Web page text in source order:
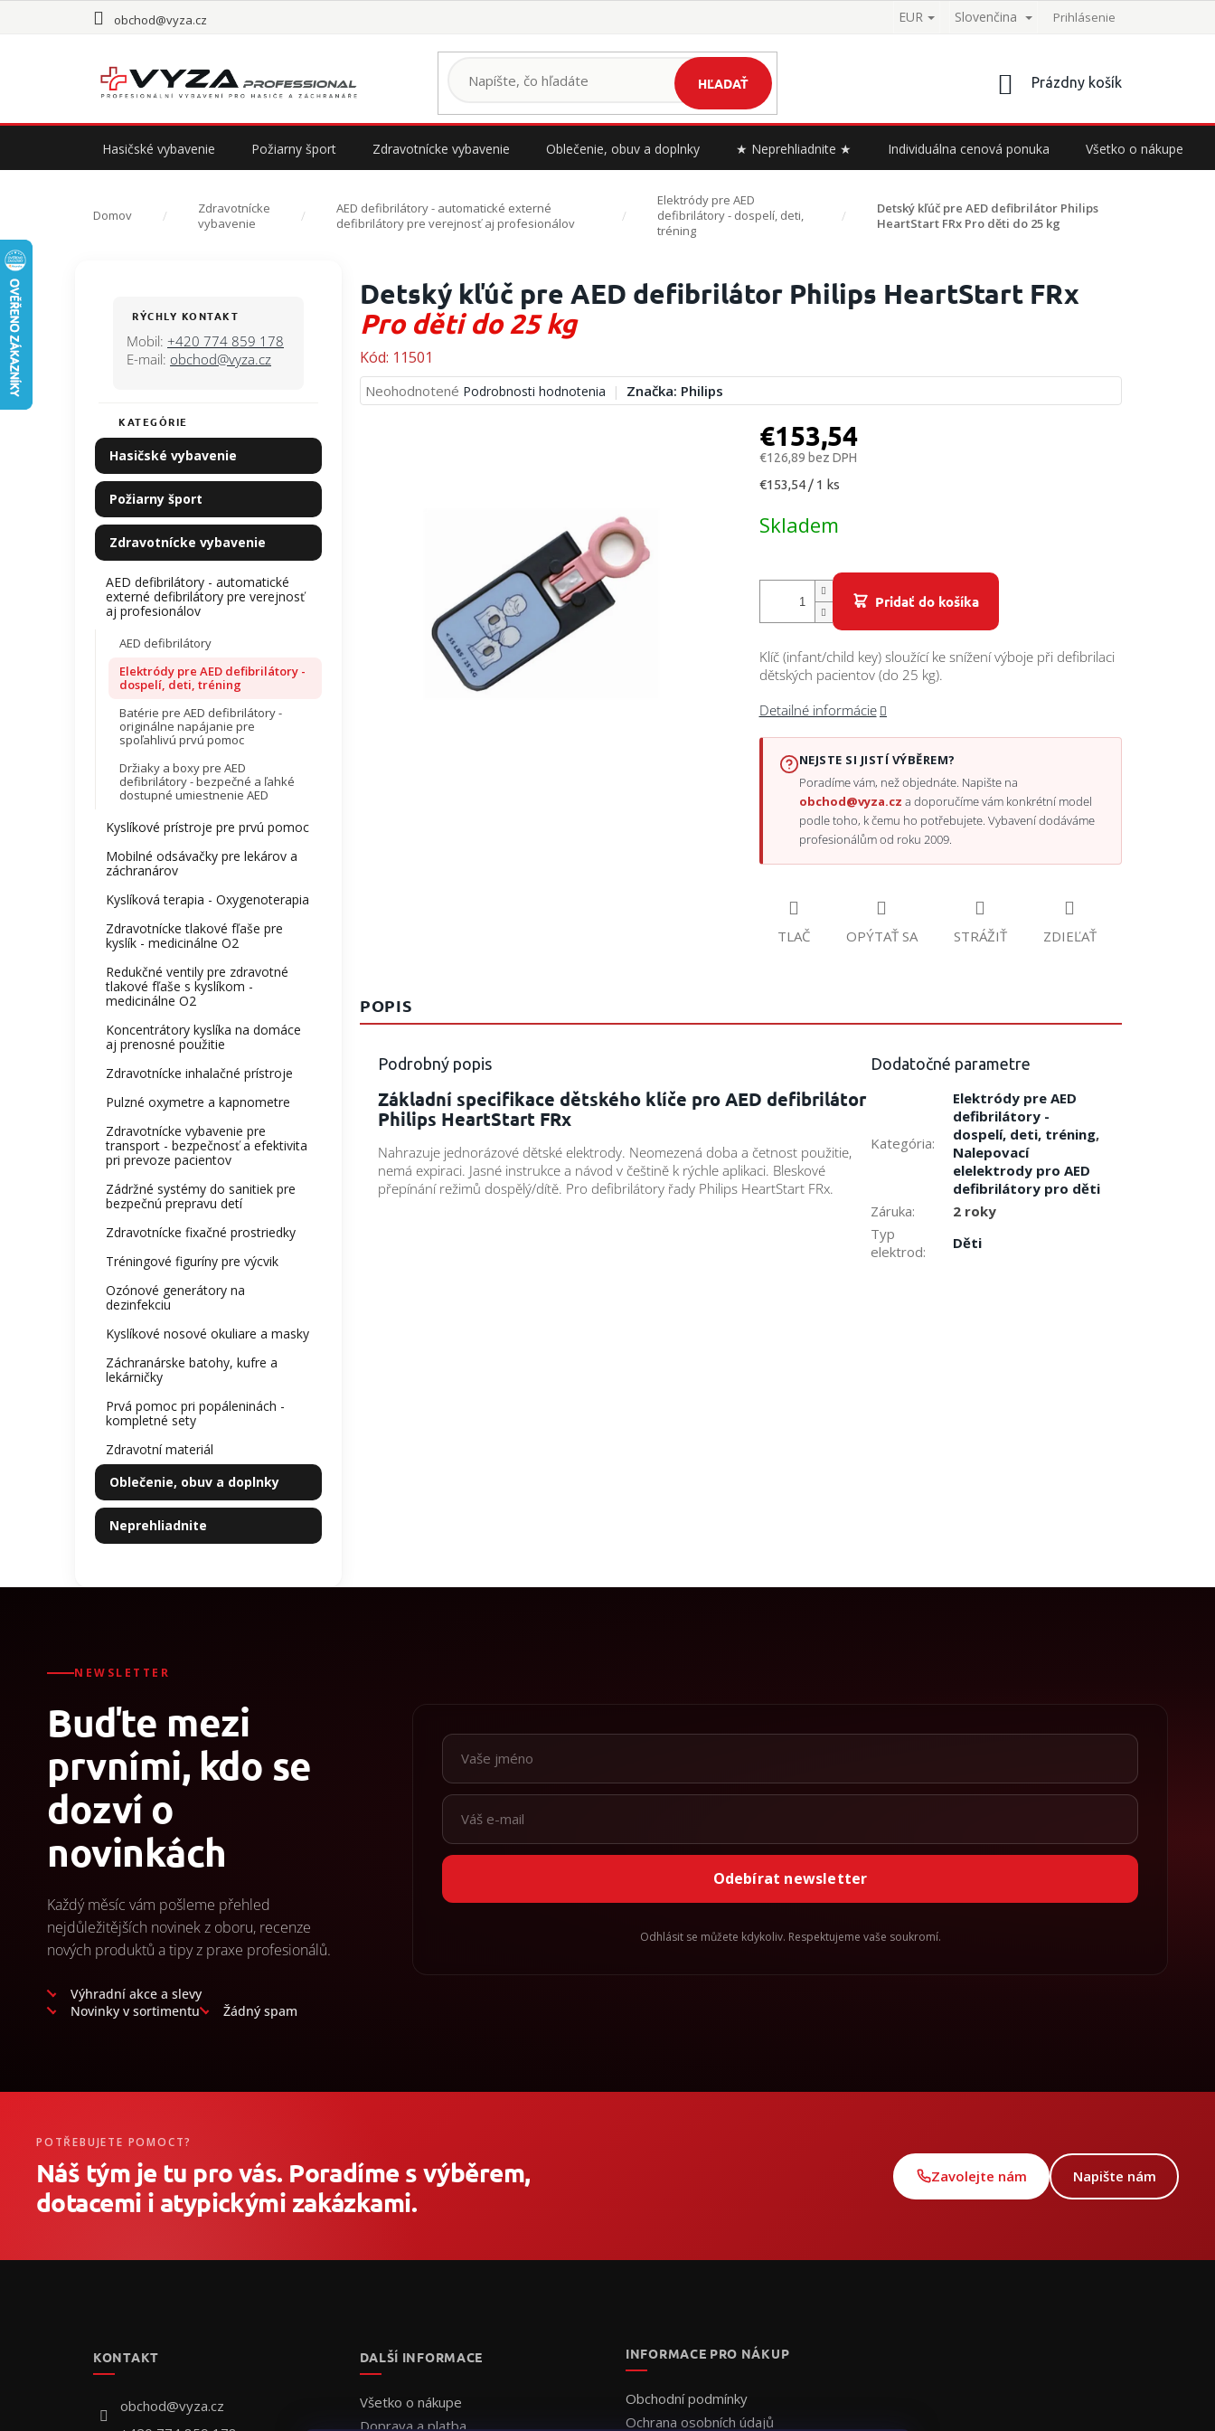
obchod@vyza.cz EUR Slovenčina Prihlásenie
HĽADAŤ
NÁKUPNÝ
Prázdny košík
Hasičské vybavenie Požiarny šport Zdravotnícke vybavenie Oblečenie, obuv a doplnky ★ Neprehliadnite ★ Individuálna cenová ponuka Všetko o nákupe
Domov
Zdravotnícke
vybavenie
AED defibrilátory - automatické externé
defibrilátory pre verejnosť aj profesionálov
Elektródy pre AED
defibrilátory - dospelí, deti,
tréning
Detský kľúč pre AED defibrilátor Philips
HeartStart FRx Pro děti do 25 kg
RÝCHLY KONTAKT
Mobil: +420 774 859 178
E-mail: obchod@vyza.cz
Preskočiť
kategórie
KATEGÓRIE
Hasičské vybavenie
Požiarny šport
Zdravotnícke vybavenie
AED defibrilátory - automatické
externé defibrilátory pre verejnosť
aj profesionálov
AED defibrilátory
Elektródy pre AED defibrilátory -
dospelí, deti, tréning
Batérie pre AED defibrilátory -
originálne napájanie pre
spoľahlivú prvú pomoc
Držiaky a boxy pre AED
defibrilátory - bezpečné a ľahké
dostupné umiestnenie AED
Kyslíkové prístroje pre prvú pomoc
Mobilné odsávačky pre lekárov a
záchranárov
Kyslíková terapia - Oxygenoterapia
Zdravotnícke tlakové fľaše pre
kyslík - medicinálne O2
Redukčné ventily pre zdravotné
tlakové fľaše s kyslíkom -
medicinálne O2
Koncentrátory kyslíka na domáce
aj prenosné použitie
Zdravotnícke inhalačné prístroje
Pulzné oxymetre a kapnometre
Zdravotnícke vybavenie pre
transport - bezpečnosť a efektivita
pri prevoze pacientov
Zádržné systémy do sanitiek pre
bezpečnú prepravu detí
Zdravotnícke fixačné prostriedky
Tréningové figuríny pre výcvik
Ozónové generátory na
dezinfekciu
Kyslíkové nosové okuliare a masky
Záchranárske batohy, kufre a
lekárničky
Prvá pomoc pri popáleninách -
kompletné sety
Zdravotní materiál
Oblečenie, obuv a doplnky
Neprehliadnite
Detský kľúč pre AED defibrilátor Philips HeartStart FRx
Pro děti do 25 kg
Kód: 11501
Priemerné
hodnotenie
Neohodnotené Podrobnosti hodnotenia Značka: Philips
€153,54
€126,89 bez DPH
Jednotková
€153,54 / 1 ks
Skladem
Pridať do košíka
Klíč (infant/child key) sloužící ke snížení výboje při defibrilaci
dětských pacientov (do 25 kg).
Detailné informácie
NEJSTE SI JISTÍ VÝBĚREM?
Poradíme vám, než objednáte. Napište na
obchod@vyza.cz a doporučíme vám konkrétní model
podle toho, k čemu ho potřebujete. Vybavení dodáváme
profesionálům od roku 2009.
TLAČ OPÝTAŤ SA STRÁŽIŤ ZDIEĽAŤ
POPIS
Podrobný popis
Základní specifikace dětského klíče pro AED defibrilátor
Philips HeartStart FRx
Nahrazuje jednorázové dětské elektrody. Neomezená doba a četnost použitie,
nemá expiraci. Jasné instrukce a návod v češtině k rýchle aplikaci. Bleskové
přepínání režimů dospělý/dítě. Pro defibrilátory řady Philips HeartStart FRx.
Dodatočné parametre
Kategória:
Elektródy pre AED
defibrilátory -
dospelí, deti, tréning,
Nalepovací
elelektrody pro AED
defibrilátory pro děti
Záruka:
2 roky
Typ
elektrod: Děti
NEWSLETTER
Buďte mezi
prvními, kdo se
dozví o
novinkách
Každý měsíc vám pošleme přehled
nejdůležitějších novinek z oboru, recenze
nových produktů a tipy z praxe profesionálů.
Výhradní akce a slevy
Novinky v sortimentu
Žádný spam
Odebírat newsletter
Odhlásit se můžete kdykoliv. Respektujeme vaše soukromí.
POTŘEBUJETE POMOCT?
Náš tým je tu pro vás. Poradíme s výběrem,
dotacemi i atypickými zakázkami.
Zavolejte nám Napište nám
KONTAKT
obchod@vyza.cz
DALŠÍ INFORMACE
Všetko o nákupe
Doprava a platba
INFORMACE PRO NÁKUP
Obchodní podmínky
Ochrana osobních údajů